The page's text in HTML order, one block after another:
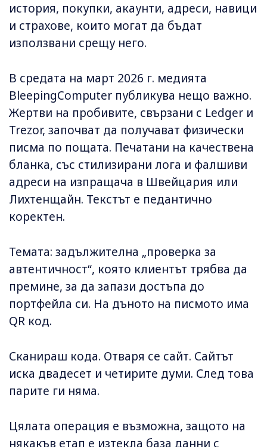
история, покупки, акаунти, адреси, навици
и страхове, които могат да бъдат
използвани срещу него.
В средата на март 2026 г. медията
BleepingComputer публикува нещо важно.
Жертви на пробивите, свързани с Ledger и
Trezor, започват да получават физически
писма по пощата. Печатани на качествена
бланка, със стилизирани лога и фалшиви
адреси на изпращача в Швейцария или
Лихтенщайн. Текстът е педантично
коректен.
Темата: задължителна „проверка за
автентичност“, която клиентът трябва да
премине, за да запази достъпа до
портфейла си. На дъното на писмото има
QR код.
Сканираш кода. Отваря се сайт. Сайтът
иска двадесет и четирите думи. След това
парите ги няма.
Цялата операция е възможна, защото на
някакъв етап е изтекла база данни с